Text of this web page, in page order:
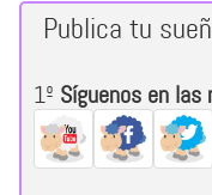
Publica tu
1º Síguenos en